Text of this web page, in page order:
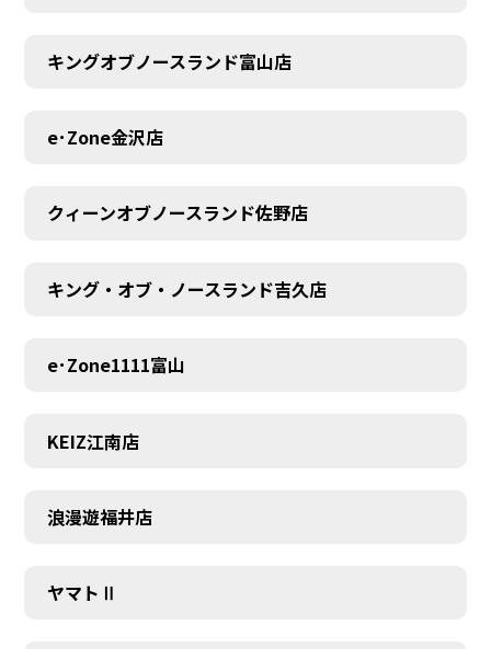
キングオブノースランド富山店
e･Zone金沢店
クィーンオブノースランド佐野店
キング・オブ・ノースランド吉久店
e･Zone1111富山
KEIZ江南店
浪漫遊福井店
ヤマトⅡ